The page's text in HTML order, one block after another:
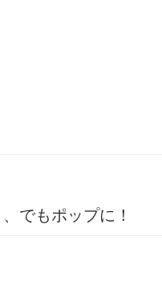
でもポップに！